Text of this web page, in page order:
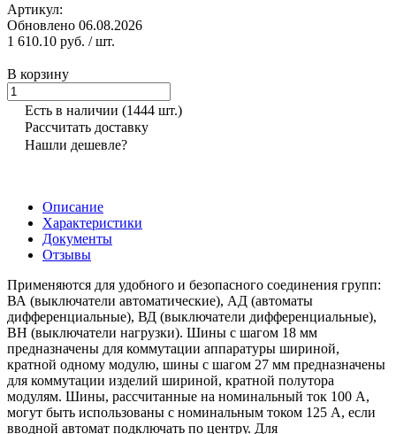
Артикул:
Обновлено 06.08.2026
1 610.10 руб. / шт.
В корзину
Есть в наличии (1444 шт.)
Рассчитать доставку
Нашли дешевле?
Описание
Характеристики
Документы
Отзывы
Применяются для удобного и безопасного соединения групп:
ВА (выключатели автоматические), АД (автоматы
дифференциальные), ВД (выключатели дифференциальные),
ВН (выключатели нагрузки). Шины с шагом 18 мм
предназначены для коммутации аппаратуры шириной,
кратной одному модулю, шины с шагом 27 мм предназначены
для коммутации изделий шириной, кратной полутора
модулям. Шины, рассчитанные на номинальный ток 100 А,
могут быть использованы с номинальным током 125 А, если
вводной автомат подключать по центру. Для